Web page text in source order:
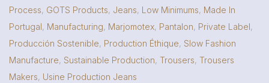
Process, GOTS Products, Jeans, Low Minimums, Made In
Portugal , Manufacturing, Marjomotex, Pantalon, Private Label ,
Producción Sostenible, Production Éthique, Slow Fashion
Manufacture, Sustainable Production, Trousers, Trousers
Makers, Usine Production Jeans